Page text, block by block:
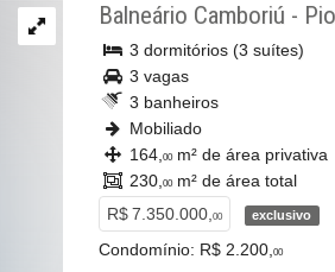
Balneário Camboriú -
3 dormitórios (3 suítes)
3 vagas
3 banheiros
Mobiliado
164, 00m² de área privativa
230, 00m² de área total
R$ 7.350.000, 00 exclusivo
Condomínio: R$ 2.200, 00